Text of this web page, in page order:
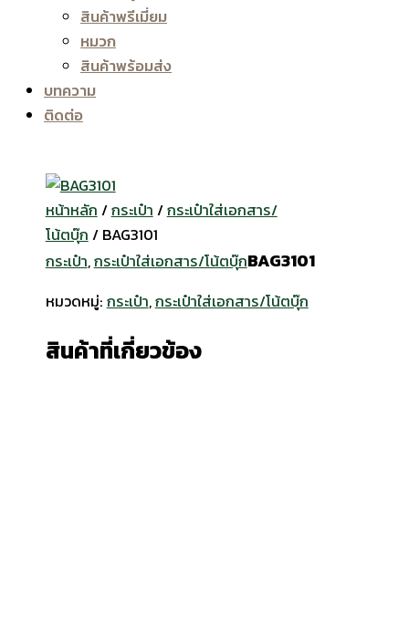
สินค้าพรีเมี่ยม
หมวก
สินค้าพร้อมส่ง
บทความ
ติดต่อ
หน้าหลัก /กระเป๋า /กระเป๋าใส่เอกสาร/
โน้ตบุ๊ก / BAG3101
กระเป๋า,กระเป๋าใส่เอกสาร/โน้ตบุ๊กBAG3101
หมวดหมู่: กระเป๋า,กระเป๋าใส่เอกสาร/โน้ตบุ๊ก
สินค้าที่เกี่ยวข้อง